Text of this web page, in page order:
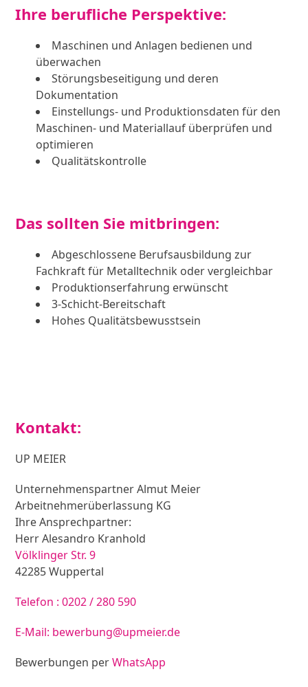
Ihre berufliche Perspektive:
Maschinen und Anlagen bedienen und
überwachen
Störungsbeseitigung und deren
Dokumentation
Einstellungs- und Produktionsdaten für den
Maschinen- und Materiallauf überprüfen und
optimieren
Qualitätskontrolle
Das sollten Sie mitbringen:
Abgeschlossene Berufsausbildung zur
Fachkraft für Metalltechnik oder vergleichbar
Produktionserfahrung erwünscht
3-Schicht-Bereitschaft
Hohes Qualitätsbewusstsein
Kontakt:
UP MEIER
Unternehmenspartner Almut Meier
Arbeitnehmerüberlassung KG
Ihre Ansprechpartner:
Herr Alesandro Kranhold
Völklinger Str. 9
42285 Wuppertal
Telefon : 0202 / 280 590
E-Mail: bewerbung@upmeier.de
Bewerbungen perWhatsApp